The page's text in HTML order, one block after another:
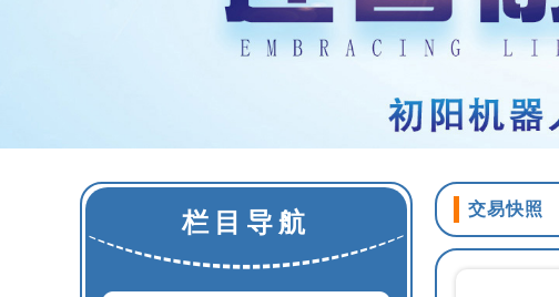
栏目导航 交易快照